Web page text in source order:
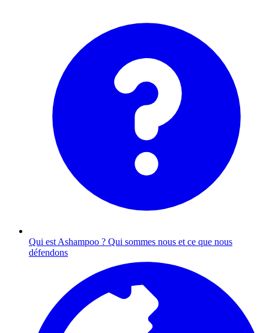
Qui est Ashampoo ? Qui sommes nous et ce que nous
défendons